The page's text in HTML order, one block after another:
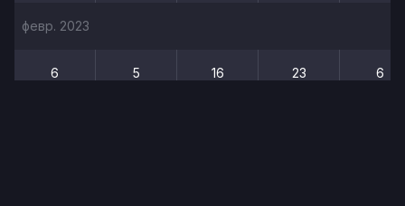
февр. 2023
6 5 16 23 6